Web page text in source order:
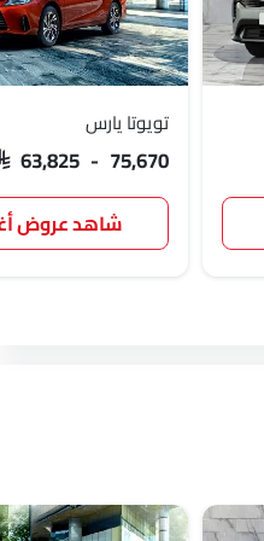
تويوتا يارس
63,825 - 75,670
شاهد عروض